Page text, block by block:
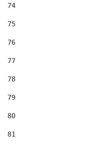
74
75
76
77
78
79
80
81